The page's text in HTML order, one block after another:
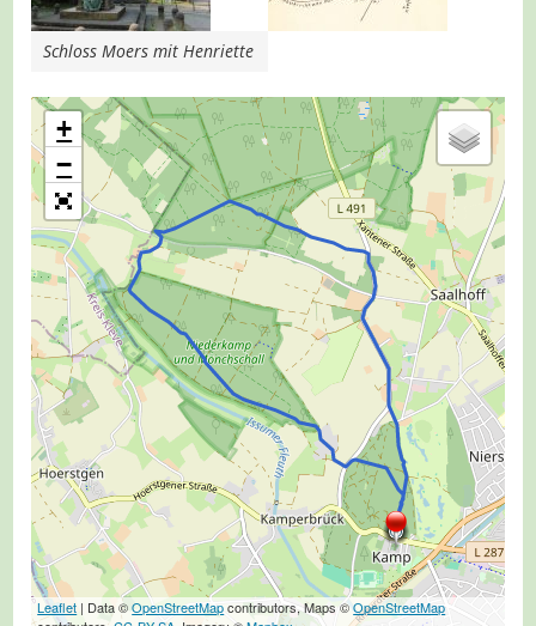
Schloss Moers mit Henriette
+
−
Leaflet | Data ©OpenStreetMapcontributors, Maps ©OpenStreetMap